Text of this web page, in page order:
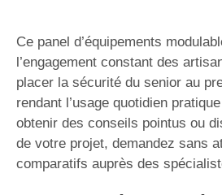
Ce panel d’équipements
l’engagement constant des
placer la sécurité du senior au
rendant l’usage quotidien
obtenir des conseils pointus ou
de votre projet, demandez sans
comparatifs auprès des